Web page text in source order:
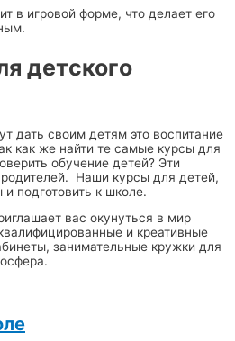
в игровой форме, что делает его
детского
дать своим детям это воспитание
как же найти те самые курсы для
обучение детей? Эти
Наши курсы для детей,
подготовить к школе.
вас окунуться в мир
и креативные
занимательные кружки для